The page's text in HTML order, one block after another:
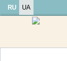
RU UA